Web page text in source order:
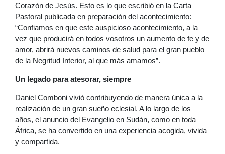
Corazón de Jesús. Esto es lo que escribió en la Carta
Pastoral publicada en preparación del acontecimiento:
“Confiamos en que este auspicioso acontecimiento, a la
vez que producirá en todos vosotros un aumento de fe y de
amor, abrirá nuevos caminos de salud para el gran pueblo
de la Negritud Interior, al que más amamos”.
Un legado para atesorar, siempre
Daniel Comboni vivió contribuyendo de manera única a la
realización de un gran sueño eclesial. A lo largo de los
años, el anuncio del Evangelio en Sudán, como en toda
África, se ha convertido en una experiencia acogida, vivida
y compartida.